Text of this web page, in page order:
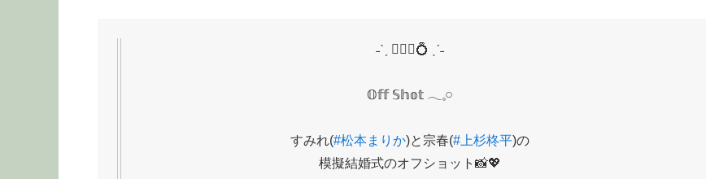
˗ˋˏ 👰🏻‍♀️💍 ˎˊ˗
𝕆𝕗𝕗 𝕊𝕙𝕠𝕥 𓂃𓈒𓏸︎︎︎︎
すみれ(#松本まりか)と宗春(#上杉柊平)の
模擬結婚式のオフショット📸💖